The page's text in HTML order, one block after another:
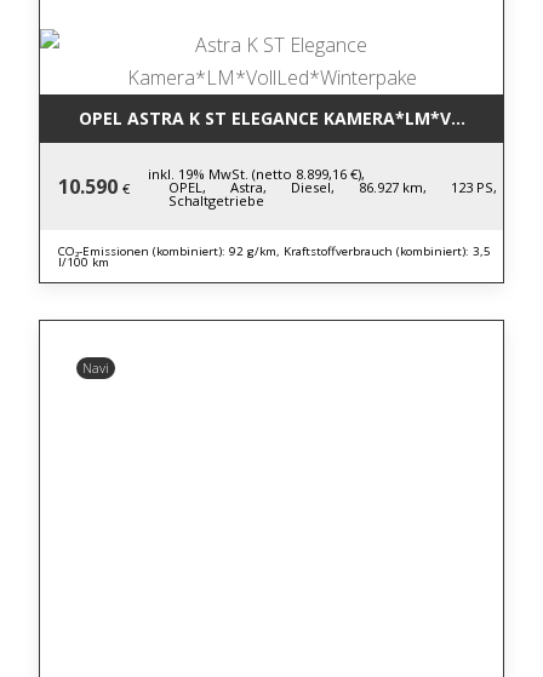
OPEL ASTRA K ST ELEGANCE
10.590 €
inkl. 19% MwSt. (netto 8.899,16 €),
OPEL, Astra, Diesel, 86.927 km, 123 PS,
Schaltgetriebe
CO₂-Emissionen (kombiniert): 92 g/km, Kraftstoffverbrauch (kombiniert): 3,5
l/100 km
Navi